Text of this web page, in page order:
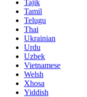
Tajik
Tamil
Telugu
Thai
Ukrainian
Urdu
Uzbek
Vietnamese
Welsh
Xhosa
Yiddish